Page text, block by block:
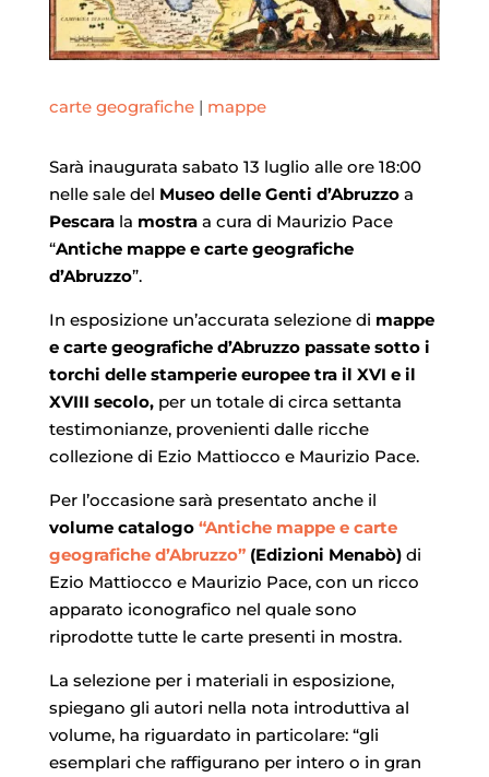
carte geografiche| mappe
Sarà inaugurata sabato 13 luglio alle ore 18:00
nelle sale del Museo delle Genti d’Abruzzoa
Pescarala mostraa cura di Maurizio Pace
“Antiche mappe e carte geografiche
d’Abruzzo”.
In esposizione un’accurata selezione di mappe
e carte geografiche d’Abruzzo passate sotto i
torchi delle stamperie europee tra il XVI e il
XVIII secolo,per un totale di circa settanta
testimonianze, provenienti dalle ricche
collezione di Ezio Mattiocco e Maurizio Pace.
Per l’occasione sarà presentato anche il
volume catalogo “Antiche mappe e carte
geografiche d’Abruzzo”(Edizioni Menabò)di
Ezio Mattiocco e Maurizio Pace, con un ricco
apparato iconografico nel quale sono
riprodotte tutte le carte presenti in mostra.
La selezione per i materiali in esposizione,
spiegano gli autori nella nota introduttiva al
volume, ha riguardato in particolare: “gli
esemplari che raffigurano per intero o in gran